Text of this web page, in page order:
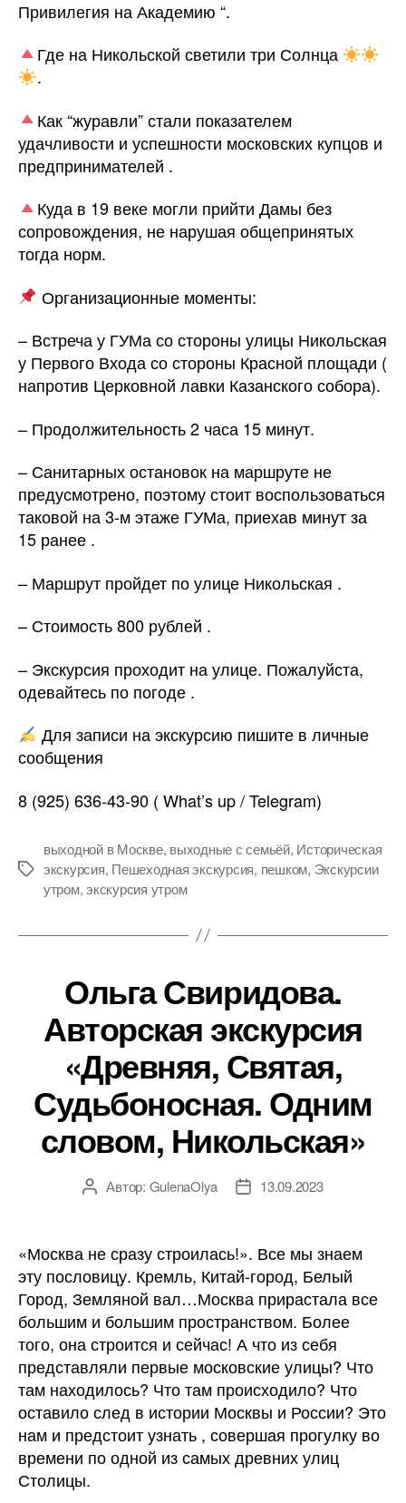
Привилегия на Академию “.
Где на Никольской светили три Солнца
.
Как “журавли” стали показателем
удачливости и успешности московских купцов и
предпринимателей .
Куда в 19 веке могли прийти Дамы без
сопровождения, не нарушая общепринятых
тогда норм.
Организационные моменты:
– Встреча у ГУМа со стороны улицы Никольская
у Первого Входа со стороны Красной площади (
напротив Церковной лавки Казанского собора).
– Продолжительность 2 часа 15 минут.
– Санитарных остановок на маршруте не
предусмотрено, поэтому стоит воспользоваться
таковой на 3-м этаже ГУМа, приехав минут за
15 ранее .
– Маршрут пройдет по улице Никольская .
– Стоимость 800 рублей .
– Экскурсия проходит на улице. Пожалуйста,
одевайтесь по погоде .
Для записи на экскурсию пишите в личные
сообщения
8 (925) 636-43-90 ( What’s up / Telegram)
Метки
выходной в Москве, выходные с семьёй, Историческая
экскурсия, Пешеходная экскурсия, пешком, Экскурсии
утром,экскурсия утром
Ольга Свиридова.
Авторская экскурсия
«Древняя, Святая,
Судьбоносная. Одним
словом, Никольская»
АвторАвтор: GulenaOlya
Дата13.09.2023
«Москва не сразу строилась!». Все мы знаем
эту пословицу. Кремль, Китай-город, Белый
Город, Земляной вал…Москва прирастала все
большим и большим пространством. Более
того, она строится и сейчас! А что из себя
представляли первые московские улицы? Что
там находилось? Что там происходило? Что
оставило след в истории Москвы и России? Это
нам и предстоит узнать , совершая прогулку во
времени по одной из самых древних улиц
Столицы.